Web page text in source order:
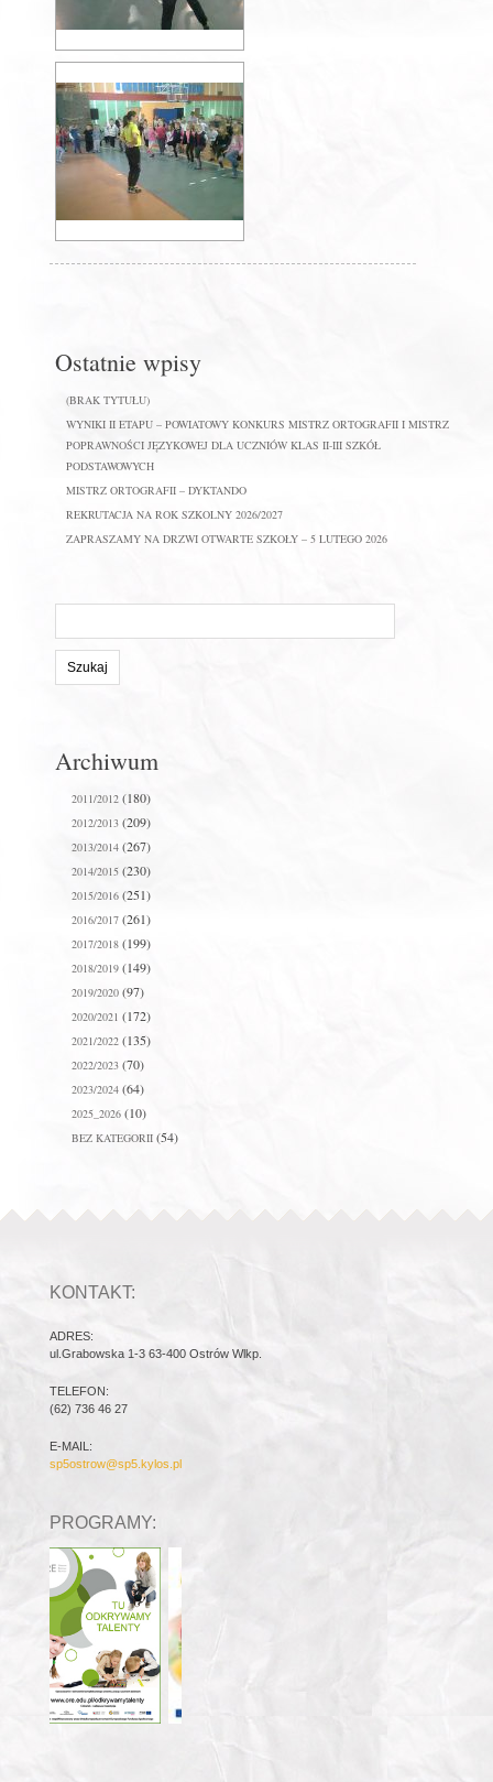
Ostatnie wpisy
(BRAK TYTUŁU)
WYNIKI II ETAPU – POWIATOWY KONKURS MISTRZ ORTOGRAFII I MISTRZ
POPRAWNOŚCI JĘZYKOWEJ DLA UCZNIÓW KLAS II-III SZKÓŁ
PODSTAWOWYCH
MISTRZ ORTOGRAFII – DYKTANDO
REKRUTACJA NA ROK SZKOLNY 2026/2027
ZAPRASZAMY NA DRZWI OTWARTE SZKOŁY – 5 LUTEGO 2026
stronie:
Archiwum
2011/2012(180)
2012/2013(209)
2013/2014(267)
2014/2015(230)
2015/2016(251)
2016/2017(261)
2017/2018(199)
2018/2019(149)
2019/2020(97)
2020/2021 (172)
2021/2022(135)
2022/2023(70)
2023/2024(64)
2025_2026(10)
BEZ KATEGORII(54)
KONTAKT:
ADRES:
ul.Grabowska 1-3 63-400 Ostrów Wlkp.
TELEFON:
(62) 736 46 27
E-MAIL:
sp5ostrow@sp5.kylos.pl
PROGRAMY: